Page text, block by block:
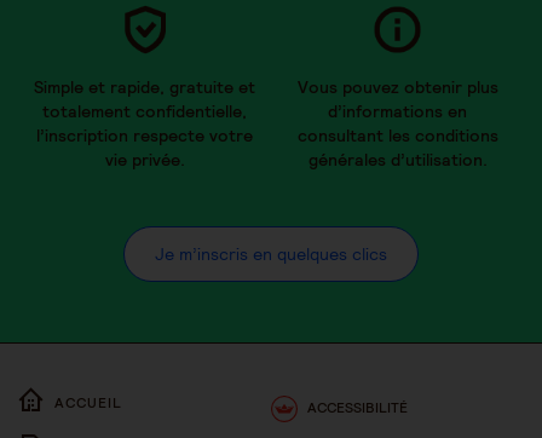
Simple et rapide, gratuite et
totalement confidentielle,
l’inscription respecte votre
vie privée.
Vous pouvez obtenir plus
d’informations en
consultant les conditions
générales d’utilisation.
Je m’inscris en quelques clics
ACCUEIL ACCESSIBILITÉ